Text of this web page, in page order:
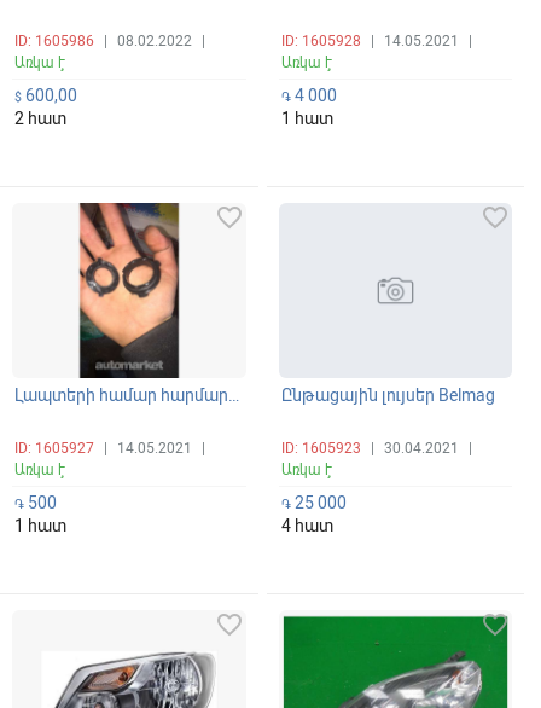
ID: 1605986 08.02.2022
Առկա է
$ 600,00
2 հատ
ID: 1605928 14.05.2021
Առկա է
֏4 000
1 հատ
Լապտերի համար հարմարակցիչ FibreTECH Germany
ID: 1605927 14.05.2021
Առկա է
favorite_border
֏ 500
1 հատ
Ընթացային լույսեր Belmag
ID: 1605923 30.04.2021
Առկա է
favorite_border
֏25 000
4 հատ
favorite_border favorite_border